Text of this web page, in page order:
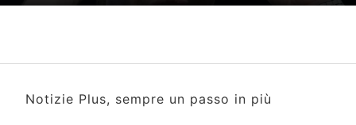
Notizie Plus, sempre un passo in più